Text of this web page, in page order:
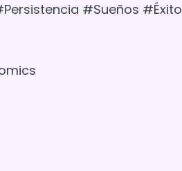
#Sueños #Éxito